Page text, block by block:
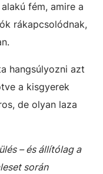
fém, amire a
rákapcsolódnak,
hangsúlyozni azt
a kisgyerek
de olyan laza
– és állítólag a
során